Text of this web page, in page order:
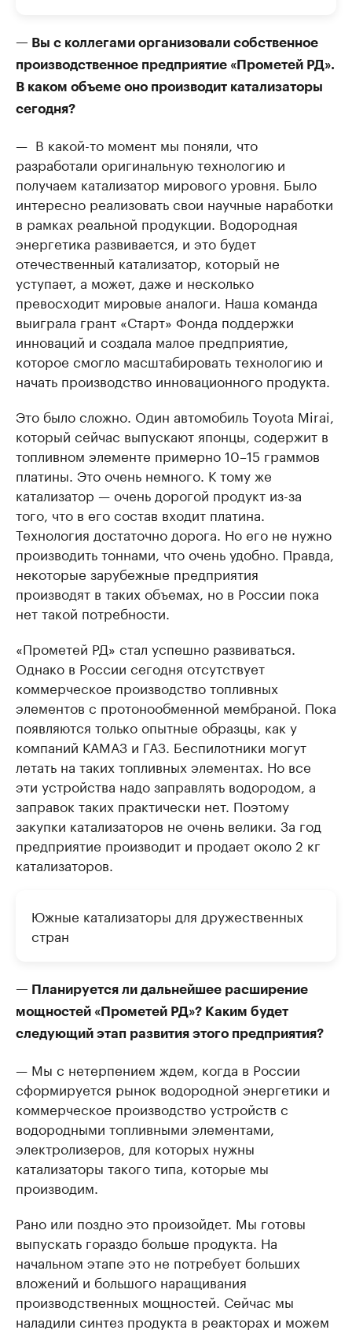
— Вы с коллегами организовали собственное
производственное предприятие «Прометей РД».
В каком объеме оно производит катализаторы
сегодня?
— В какой-то момент мы поняли, что
разработали оригинальную технологию и
получаем катализатор мирового уровня. Было
интересно реализовать свои научные наработки
в рамках реальной продукции. Водородная
энергетика развивается, и это будет
отечественный катализатор, который не
уступает, а может, даже и несколько
превосходит мировые аналоги. Наша команда
выиграла грант «Старт» Фонда поддержки
инноваций и создала малое предприятие,
которое смогло масштабировать технологию и
начать производство инновационного продукта.
Это было сложно. Один автомобиль Toyota Mirai,
который сейчас выпускают японцы, содержит в
топливном элементе примерно 10–15 граммов
платины. Это очень немного. К тому же
катализатор — очень дорогой продукт из-за
того, что в его состав входит платина.
Технология достаточно дорога. Но его не нужно
производить тоннами, что очень удобно. Правда,
некоторые зарубежные предприятия
производят в таких объемах, но в России пока
нет такой потребности.
«Прометей РД» стал успешно развиваться.
Однако в России сегодня отсутствует
коммерческое производство топливных
элементов с протонообменной мембраной. Пока
появляются только опытные образцы, как у
компаний КАМАЗ и ГАЗ. Беспилотники могут
летать на таких топливных элементах. Но все
эти устройства надо заправлять водородом, а
заправок таких практически нет. Поэтому
закупки катализаторов не очень велики. За год
предприятие производит и продает около 2 кг
катализаторов.
Южные катализаторы для дружественных
стран
— Планируется ли дальнейшее расширение
мощностей «Прометей РД»? Каким будет
следующий этап развития этого предприятия?
— Мы с нетерпением ждем, когда в России
сформируется рынок водородной энергетики и
коммерческое производство устройств с
водородными топливными элементами,
электролизеров, для которых нужны
катализаторы такого типа, которые мы
производим.
Рано или поздно это произойдет. Мы готовы
выпускать гораздо больше продукта. На
начальном этапе это не потребует больших
вложений и большого наращивания
производственных мощностей. Сейчас мы
наладили синтез продукта в реакторах и можем